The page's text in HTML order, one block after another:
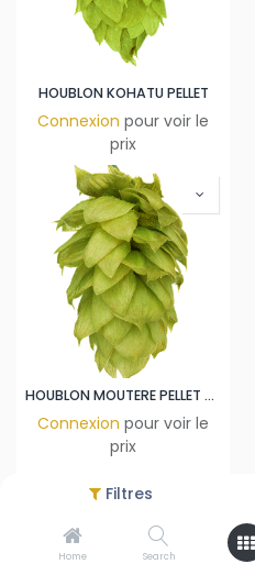
Filtres
Home Search
HOUBLON KOHATU PELLET
Connexion pour voir le
prix
HOUBLON MOUTERE PELLET 2024
Connexion pour voir le
prix